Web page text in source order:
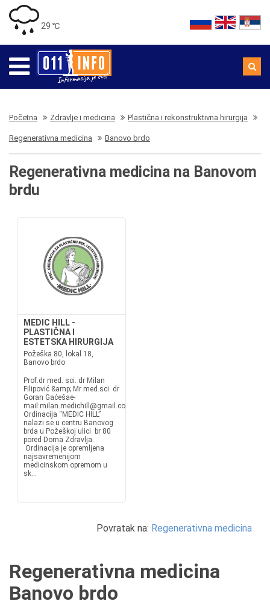
29 ℃
Početna Zdravlje i medicina Plastična i rekonstruktivna hirurgija
Regenerativna medicina Banovo brdo
Regenerativna medicina na Banovom
brdu
MEDIC HILL -
PLASTIČNA I
ESTETSKA HIRURGIJA
Požeška 80, lokal 18,
Banovo brdo
Prof.dr med. sci. dr Milan
Filipović &amp; Mr med.sci. dr
Goran Gaćešae-
mail:milan.medichill@gmail.com, goran.medichill@gmail.com
Ordinacija “MEDIC HILL”
nalazi se u centru Banovog
brda u Požeškoj ulici br 80
pored Doma Zdravlja.
Ordinacija je opremljena
najsavremenijom
medicinskom opremom u
sk...
Povratak na: Regenerativna medicina
Regenerativna medicina
Banovo brdo